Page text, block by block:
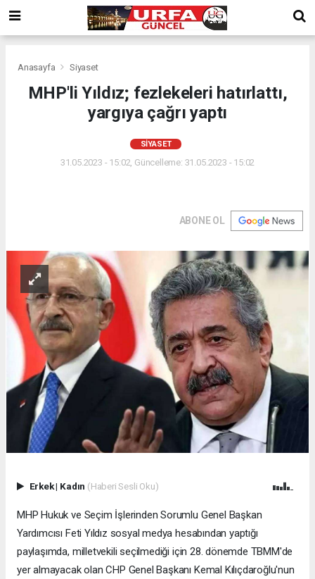
Anasayfa Siyaset
MHP'li Yıldız; fezlekeleri hatırlattı,
yargıya çağrı yaptı
SIYASET
31.05.2023 - 15:02, Güncelleme: 31.05.2023 - 15:02
ABONE OL
Erkek| Kadın (Haberi Sesli Oku)
MHP Hukuk ve Seçim İşlerinden Sorumlu Genel Başkan
Yardımcısı Feti Yıldız sosyal medya hesabından yaptığı
paylaşımda, milletvekili seçilmediği için 28. dönemde TBMM'de
yer almayacak olan CHP Genel Başkanı Kemal Kılıçdaroğlu'nun